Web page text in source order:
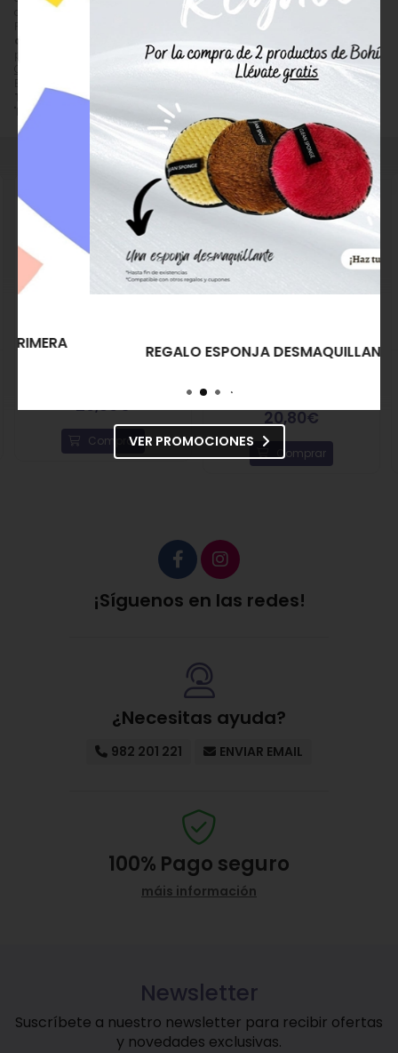
descatalogado, recogida en tienda.
Precio, información, características e imágenes de
de Ojos Negro Nº 10 Silk Liner**
pertenece a las categorías¡¡Últimas Unidades!! (178) yPerfilador de
(21) y a la marca
(118).
Encuentra productos relacionados y de similares características a
Tahe Perfilador de Ojos Negro Nº 10 Silk Liner**en "Maquillaje",
"Maquillaje de Ojos", "Perfilador de Ojos / Eyeliner".
20,80€
Comprar
Nee Make Up Milano
Intenso "All Eyes On Me"
20,80€
Comprar
¡Síguenos en las redes!
¿Necesitas ayuda?
982 201 221 ENVIAR EMAIL
100% Pago seguro
máis información
Newsletter
Suscríbete a nuestro newsletter para recibir ofertas
y novedades exclusivas.
REGALO ESPONJA DESMAQUILLANTE
VER PROMOCIONES